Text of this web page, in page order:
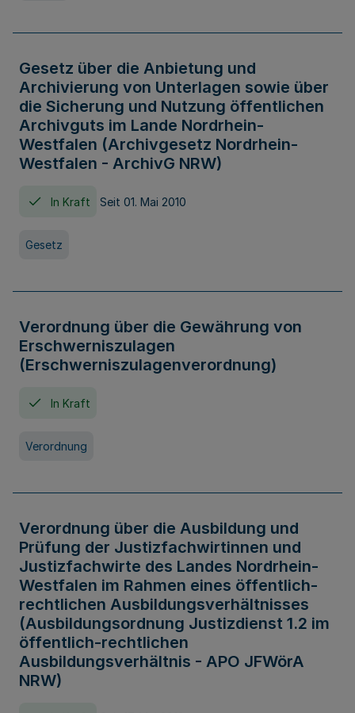
Gesetz über die Anbietung und
Archivierung von Unterlagen sowie über
die Sicherung und Nutzung öffentlichen
Archivguts im Lande Nordrhein-
Westfalen (Archivgesetz Nordrhein-
Westfalen - ArchivG NRW)
In Kraft Seit 01. Mai 2010
Gesetz
Verordnung über die Gewährung von
Erschwerniszulagen
(Erschwerniszulagenverordnung)
In Kraft
Verordnung
Verordnung über die Ausbildung und
Prüfung der Justizfachwirtinnen und
Justizfachwirte des Landes Nordrhein-
Westfalen im Rahmen eines öffentlich-
rechtlichen Ausbildungsverhältnisses
(Ausbildungsordnung Justizdienst 1.2 im
öffentlich-rechtlichen
Ausbildungsverhältnis - APO JFWörA
NRW)